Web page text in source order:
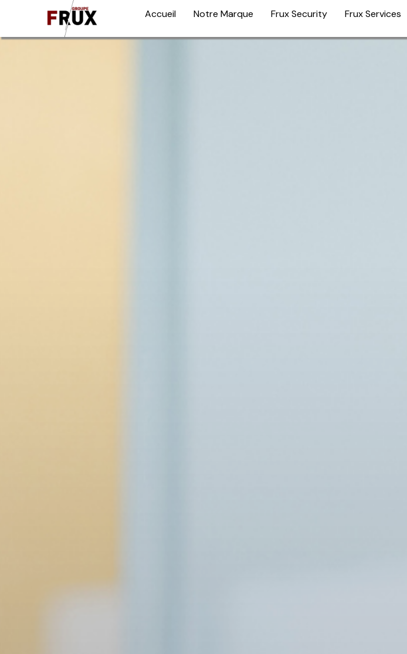
Accueil Notre Marque Frux Security Frux Services